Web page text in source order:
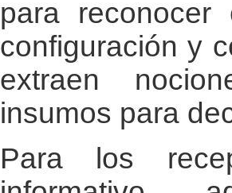
para
configuración y
extraen
insumos para
Para los